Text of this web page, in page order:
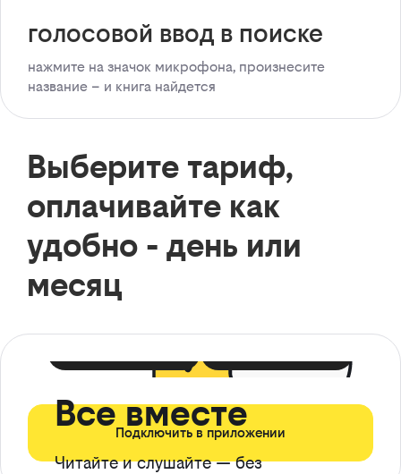
голосовой ввод в поиске
нажмите на значок микрофона, произнесите
название – и книга найдется
Выберите тариф,
оплачивайте как
удобно - день или
месяц
Все вместе
Читайте и слушайте — без
Подключить в приложении